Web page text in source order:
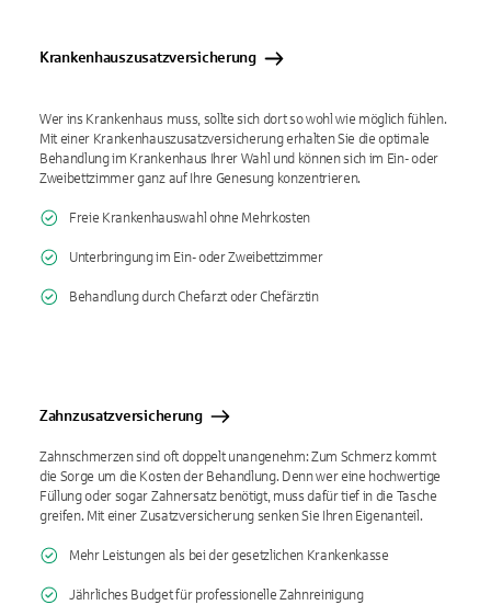
Krankenhauszusatzversicherung
Wer ins Krankenhaus muss, sollte sich dort so wohl wie möglich fühlen.
Mit einer Krankenhauszusatzversicherung erhalten Sie die optimale
Behandlung im Krankenhaus Ihrer Wahl und können sich im Ein- oder
Zweibettzimmer ganz auf Ihre Genesung konzentrieren.
Freie Krankenhauswahl ohne Mehrkosten
Unterbringung im Ein- oder Zweibettzimmer
Behandlung durch Chefarzt oder Chefärztin
Zahnzusatzversicherung
Zahnschmerzen sind oft doppelt unangenehm: Zum Schmerz kommt
die Sorge um die Kosten der Behandlung. Denn wer eine hochwertige
Füllung oder sogar Zahnersatz benötigt, muss dafür tief in die Tasche
greifen. Mit einer Zusatzversicherung senken Sie Ihren Eigenanteil.
Mehr Leistungen als bei der gesetzlichen Krankenkasse
Jährliches Budget für professionelle Zahnreinigung